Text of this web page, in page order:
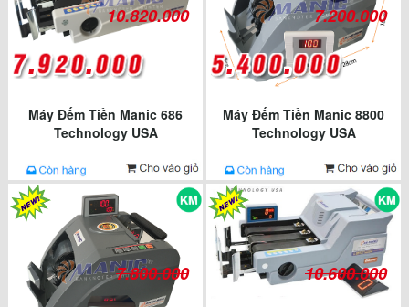
10.820.000
Máy Đếm Tiền Manic 686
Technology USA
7.200.000
Máy Đếm Tiền Manic 8800
Technology USA
7.800.000 10.600.000